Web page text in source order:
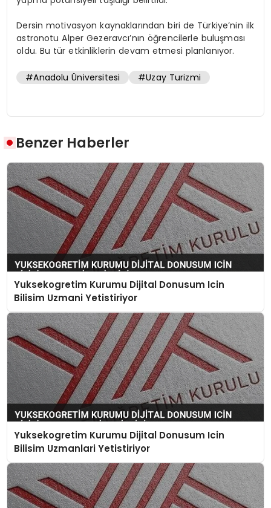
Dersin motivasyon kaynaklarından biri de Türkiye’nin ilk
astronotu Alper Gezeravcı’nın öğrencilerle buluşması
oldu. Bu tür etkinliklerin devam etmesi planlanıyor.
#Anadolu Üniversitesi #Uzay Turizmi
Benzer Haberler
Yuksekogretim Kurumu Dijital Donusum Icin
Bilisim Uzmani Yetistiriyor
Yuksekogretim Kurumu Dijital Donusum Icin
Bilisim Uzmanlari Yetistiriyor